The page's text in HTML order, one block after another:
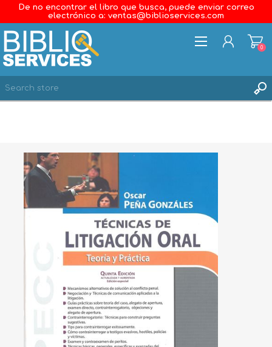
De no encontrar el libro que busca, puede enviar correo
electrónico a: ventas@biblioservices.com
0